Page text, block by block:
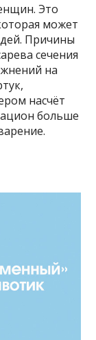
Это
может
Причины
сечения
на
насчёт
больше